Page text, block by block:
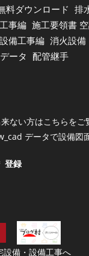
料ダウンロード 排
事編 施工要領書
備工事編 消火設備
ータ 配管継手
ない方はこちらをご
データで設備図
登録
設備・設備工事へ